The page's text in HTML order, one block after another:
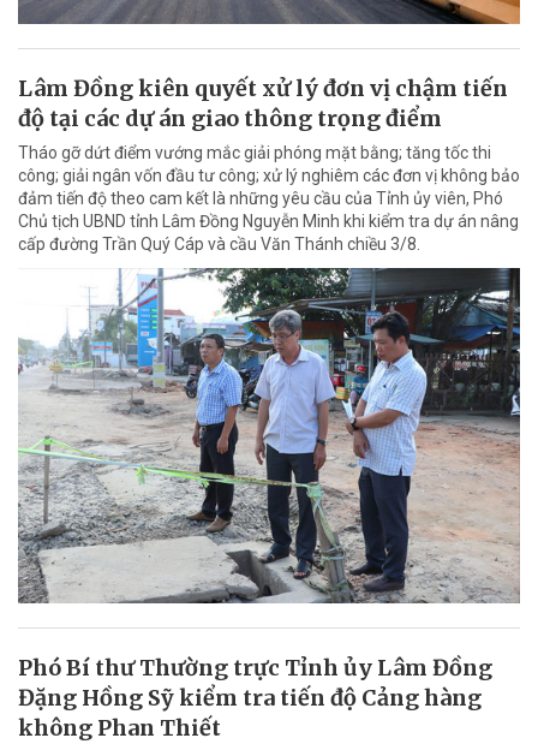
Lâm Đồng kiên quyết xử lý đơn vị chậm tiến
độ tại các dự án giao thông trọng điểm
Tháo gỡ dứt điểm vướng mắc giải phóng mặt bằng; tăng tốc thi
công; giải ngân vốn đầu tư công; xử lý nghiêm các đơn vị không bảo
đảm tiến độ theo cam kết là những yêu cầu của Tỉnh ủy viên, Phó
Chủ tịch UBND tỉnh Lâm Đồng Nguyễn Minh khi kiểm tra dự án nâng
cấp đường Trần Quý Cáp và cầu Văn Thánh chiều 3/8.
Phó Bí thư Thường trực Tỉnh ủy Lâm Đồng
Đặng Hồng Sỹ kiểm tra tiến độ Cảng hàng
không Phan Thiết